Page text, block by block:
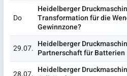
Do
Heidelberger
Transformation für die
Gewinnzone?
29.07. Heidelberger
Partnerschaft für Batterien
Heidelberger